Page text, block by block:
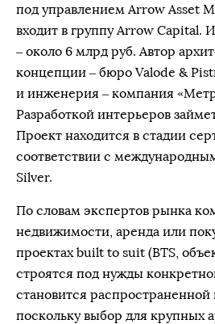
под управлением Arrow Asset
входит в группу Arrow Capital.
– около 6 млрд руб. Автор
концепции – бюро Valode &
и инженерия – компания
Разработкой интерьеров
Проект находится в стадии
соответствии с
Silver.
По словам экспертов рынка
недвижимости, аренда или
проектах built to suit (BTS,
строятся под нужды
становится распространенной
поскольку выбор для крупных